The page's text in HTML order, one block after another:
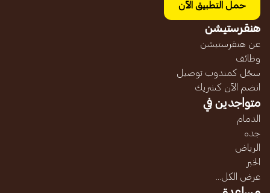
حمل التطبيق الآن
هنقرستيشن
عن هنقرستيشن
وظائف
سجّل كمندوب توصيل
انضم الآن كشريك
متواجدين في
الدمام
جده
الرياض
الخبر
عرض الكل...